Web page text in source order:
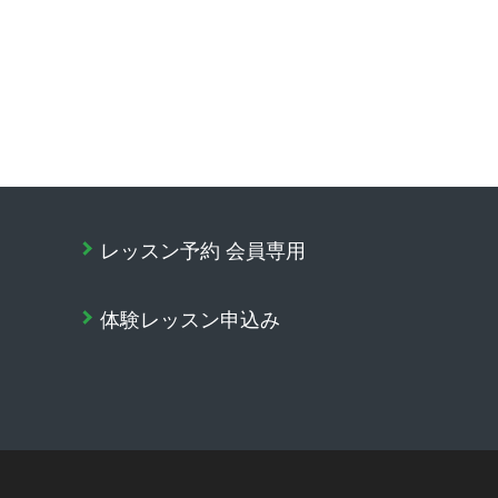
レッスン予約 会員専用
体験レッスン申込み